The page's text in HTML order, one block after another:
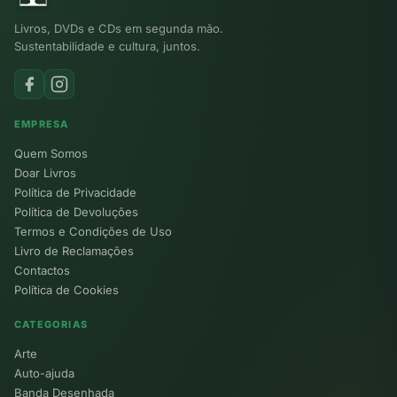
Livros, DVDs e CDs em segunda mão.
Sustentabilidade e cultura, juntos.
EMPRESA
Quem Somos
Doar Livros
Política de Privacidade
Política de Devoluções
Termos e Condições de Uso
Livro de Reclamações
Contactos
Política de Cookies
CATEGORIAS
Arte
Auto-ajuda
Banda Desenhada